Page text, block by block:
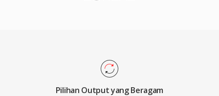
Pilihan Output yang Beragam